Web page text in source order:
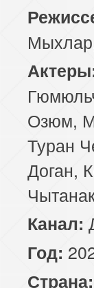
85
89
93
97
Озюм,
Туран
Доган,
Канал:
Год:
Страна: